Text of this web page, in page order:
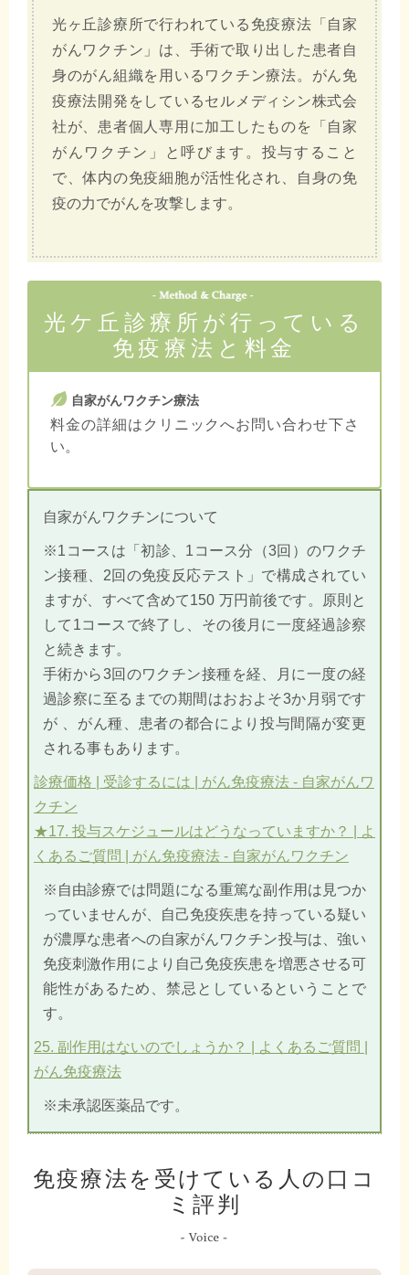
光ヶ丘診療所で行われている免疫療法「自家
がんワクチン」は、手術で取り出した患者自
身のがん組織を用いるワクチン療法。がん免
疫療法開発をしているセルメディシン株式会
社が、患者個人専用に加工したものを「自家
がんワクチン」と呼びます。投与すること
で、体内の免疫細胞が活性化され、自身の免
疫の力でがんを攻撃します。
光ケ丘診療所が行っている
免疫療法と料金
自家がんワクチン療法
料金の詳細はクリニックへお問い合わせ下さ
い。
自家がんワクチンについて
※1コースは「初診、1コース分（3回）のワクチ
ン接種、2回の免疫反応テスト」で構成されてい
ますが、すべて含めて150 万円前後です。原則と
して1コースで終了し、その後月に一度経過診察
と続きます。
手術から3回のワクチン接種を経、月に一度の経
過診察に至るまでの期間はおおよそ3か月弱です
が 、がん種、患者の都合により投与間隔が変更
される事もあります。
診療価格 | 受診するには | がん免疫療法 - 自家がんワ
クチン
★17. 投与スケジュールはどうなっていますか？ | よ
くあるご質問 | がん免疫療法 - 自家がんワクチン
※自由診療では問題になる重篤な副作用は見つか
っていませんが、自己免疫疾患を持っている疑い
が濃厚な患者への自家がんワクチン投与は、強い
免疫刺激作用により自己免疫疾患を増悪させる可
能性があるため、禁忌としているということで
す。
25. 副作用はないのでしょうか？ | よくあるご質問 |
がん免疫療法
※未承認医薬品です。
免疫療法を受けている人の口コ
ミ評判